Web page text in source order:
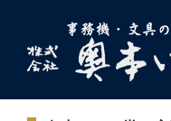
content